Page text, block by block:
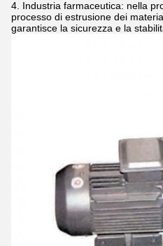
Industria farmaceutica: nella
processo di estrusione dei
garantisce la sicurezza e la